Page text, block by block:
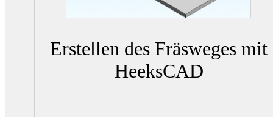
Erstellen des Fräsweges mit
HeeksCAD